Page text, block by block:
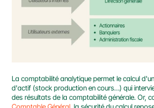
La comptabilité analytique permet le calcul
d'actif (stock production en cours…) qui
des résultats de la comptabilité générale. Or,